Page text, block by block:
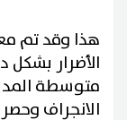
هذا وقد تم
الأضرار
متوسطة
الانجراف